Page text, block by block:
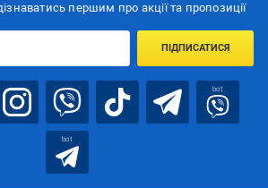
першим про акції та пропозиції
ПІДПИСАТИСЯ
bot
bot